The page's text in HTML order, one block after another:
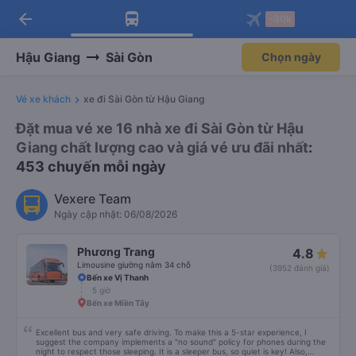
Tải app Vexere ngay!
Nhận ưu đãi thành viên độc
Mở app
Tải app Vexere
-30k/ghế khi đặt vé máy bay qua
Mở app
arrow_back
Hậu Giang Sài Gòn Chọn ngày
Vé xe khách xe đi Sài Gòn từ Hậu Giang
Đặt mua vé xe 16 nhà xe đi Sài Gòn từ Hậu
Giang chất lượng cao và giá vé ưu đãi nhất:
453 chuyến mỗi ngày
Vexere Team
Ngày cập nhật: 06/08/2026
Phương Trang
Limousine giường nằm 34 chỗ
4.8
(3952 đánh giá)
Bến xe Vị Thanh
5 giờ
Bến xe Miền Tây
Excellent bus and very safe driving. To make this a 5-star experience, I
suggest the company implements a "no sound" policy for phones during the
night to respect those sleeping. It is a sleeper bus, so quiet is key! Also,